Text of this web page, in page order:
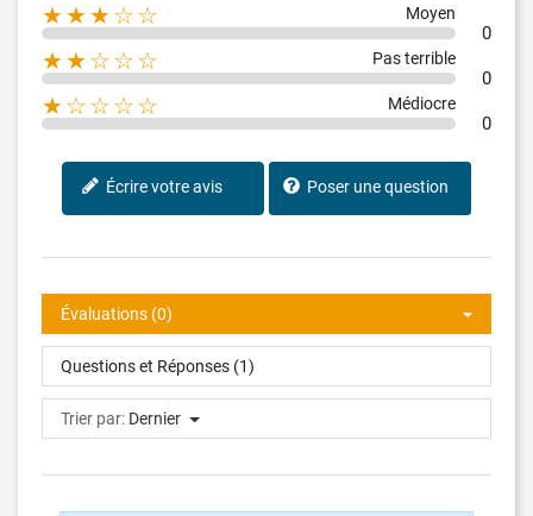
★★★☆☆ Moyen
0
★★☆☆☆ Pas terrible
0
★☆☆☆☆ Médiocre
0
Écrire votre avis Poser une question
Évaluations (0)
Questions et Réponses (1)
Trier par: Dernier